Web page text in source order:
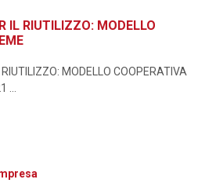
IL RIUTILIZZO: MODELLO
MODELLO COOPERATIVA
...